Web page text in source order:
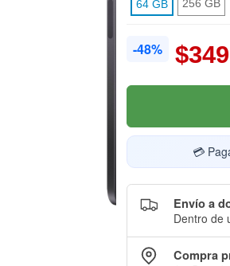
64 GB 256 GB
-48%
💳
Envío a
Dentro de
Compra